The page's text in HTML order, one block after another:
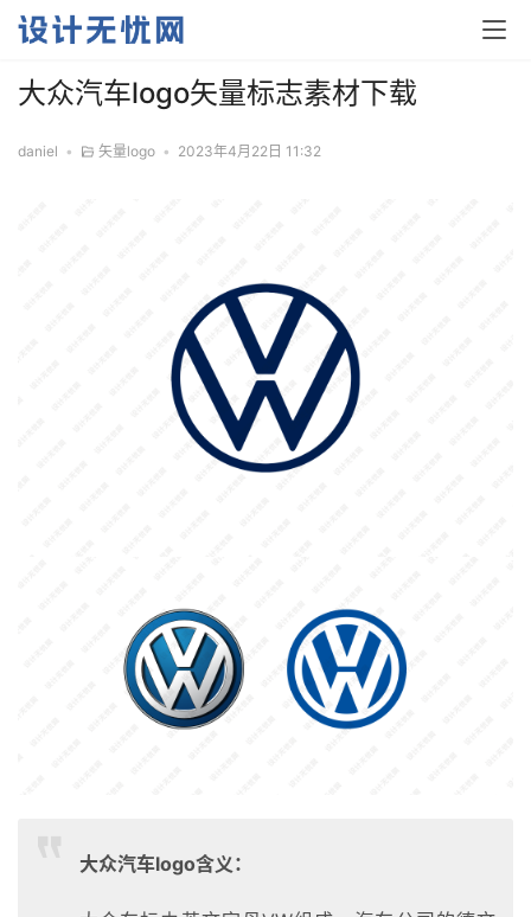
大众汽车logo矢量标志素材下载
daniel • 矢量logo • 2023年4月22日 11:32
大众汽车logo含义：